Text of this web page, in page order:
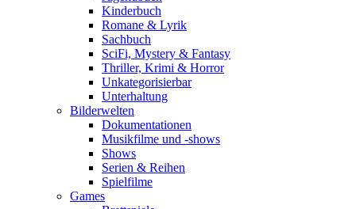
Kinderbuch
Romane & Lyrik
Sachbuch
SciFi, Mystery & Fantasy
Thriller, Krimi & Horror
Unkategorisierbar
Unterhaltung
Bilderwelten
Dokumentationen
Musikfilme und -shows
Shows
Serien & Reihen
Spielfilme
Games